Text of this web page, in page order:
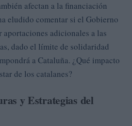
afectan a la financiación
eludido comentar si el Gobierno
aportaciones adicionales a las
dado el límite de solidaridad
a Cataluña. ¿Qué impacto
de los catalanes?
y Estrategias del